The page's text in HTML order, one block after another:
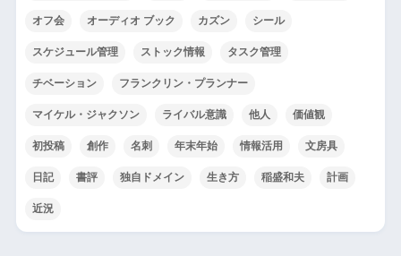
オフ会 オーディオ ブック カズン シール
スケジュール管理 ストック情報 タスク管理
チベーション フランクリン・プランナー
マイケル・ジャクソン ライバル意識 他人 価値観
初投稿 創作 名刺 年末年始 情報活用 文房具
日記 書評 独自ドメイン 生き方 稲盛和夫 計画
近況